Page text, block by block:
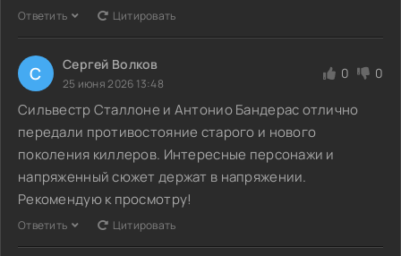
Ответить Цитировать
С Сергей Волков
25 июня 2026 13:48
0 0
Сильвестр Сталлоне и Антонио Бандерас отлично
передали противостояние старого и нового
поколения киллеров. Интересные персонажи и
напряженный сюжет держат в напряжении.
Рекомендую к просмотру!
Ответить Цитировать